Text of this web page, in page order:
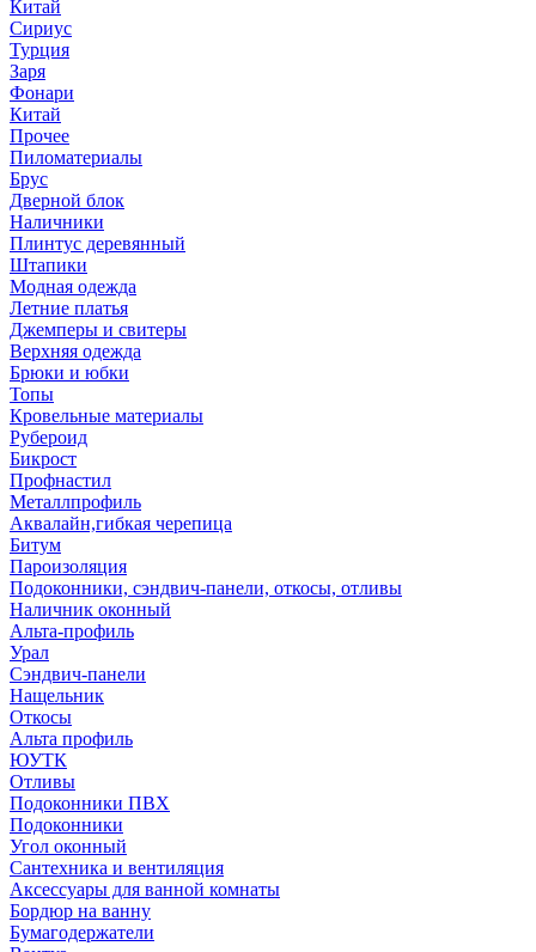
Китай
Сириус
Турция
Заря
Фонари
Китай
Прочее
Пиломатериалы
Брус
Дверной блок
Наличники
Плинтус деревянный
Штапики
Модная одежда
Летние платья
Джемперы и свитеры
Верхняя одежда
Брюки и юбки
Топы
Кровельные материалы
Рубероид
Бикрост
Профнастил
Металлпрофиль
Аквалайн,гибкая черепица
Битум
Пароизоляция
Подоконники, сэндвич-панели, откосы, отливы
Наличник оконный
Альта-профиль
Урал
Сэндвич-панели
Нащельник
Откосы
Альта профиль
ЮУТК
Отливы
Подоконники ПВХ
Подоконники
Угол оконный
Сантехника и вентиляция
Аксессуары для ванной комнаты
Бордюр на ванну
Бумагодержатели